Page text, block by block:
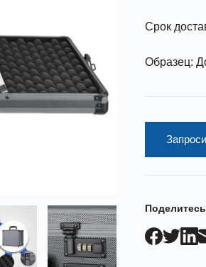
Срок
Образец: